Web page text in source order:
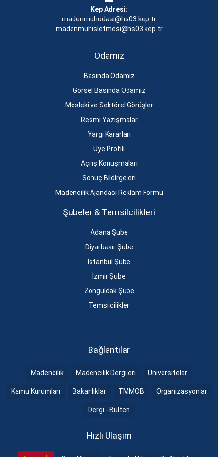
Kep Adresi:
madenmuhodasi@hs03.kep.tr
madenmuhisletmesi@hs03.kep.tr
Odamız
Basında Odamız
Görsel Basında Odamız
Mesleki ve Sektörel Görüşler
Resmi Yazışmalar
Yargı Kararları
Üye Profili
Açılış Konuşmaları
Sonuç Bildirgeleri
Madencilik Ajandası Reklam Formu
Şubeler & Temsilcilikleri
Adana Şube
Diyarbakır Şube
İstanbul Şube
İzmir Şube
Zonguldak Şube
Temsilcilikler
Bağlantılar
Madencilik Madencilik Dergileri Üniversiteler
Kamu Kurumları Bakanlıklar TMMOB Organizasyonlar
Dergi - Bülten
Hızlı Ulaşım